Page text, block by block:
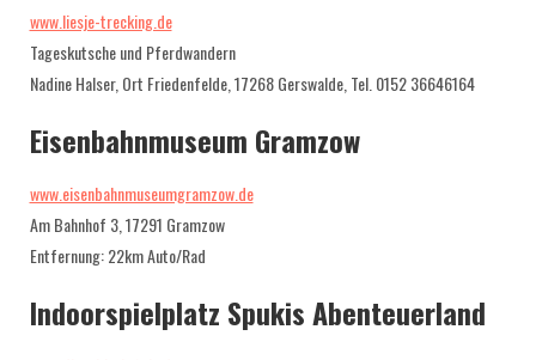
www.liesje-trecking.de
Tageskutsche und Pferdwandern
Nadine Halser, Ort Friedenfelde, 17268 Gerswalde, Tel. 0152 36646164
Eisenbahnmuseum Gramzow
www.eisenbahnmuseumgramzow.de
Am Bahnhof 3, 17291 Gramzow
Entfernung: 22km Auto/Rad
Indoorspielplatz Spukis Abenteuerland